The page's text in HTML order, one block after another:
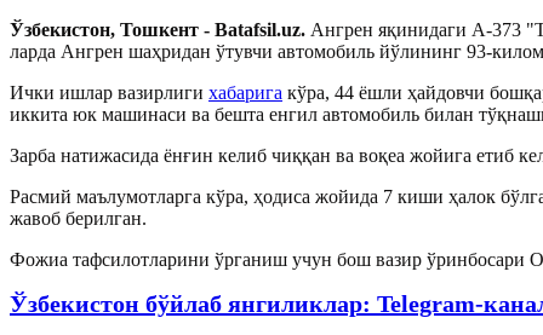
Ўзбекистон, Тошкент - Batafsil.uz. Ангрен яқинидаги А-373
ларда Ангрен шаҳридан ўтувчи автомобиль йўлининг 93-
Ички ишлар вазирлиги хабарига кўра, 44 ёшли ҳайдовчи
иккита юк машинаси ва бешта енгил автомобиль билан
Зарба натижасида ёнғин келиб чиққан ва воқеа жойига етиб
Расмий маълумотларга кўра, ҳодиса жойида 7 киши ҳалок
жавоб берилган.
Фожиа тафсилотларини ўрганиш учун бош вазир ўринбосари
Ўзбекистон бўйлаб янгиликлар: Telegram-